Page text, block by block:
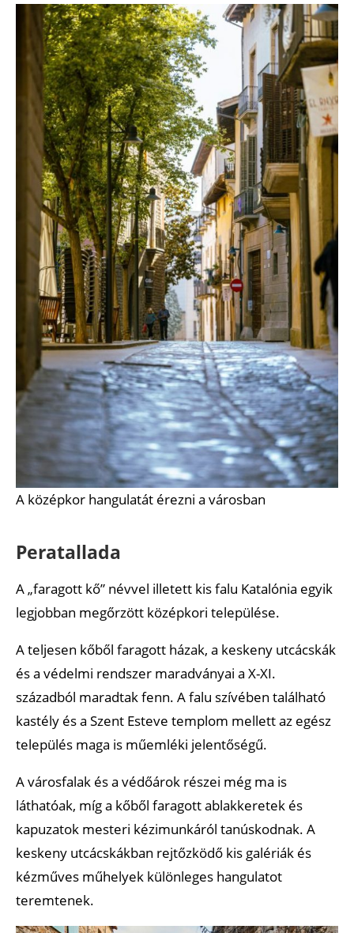
A középkor hangulatát érezni a városban
Peratallada
A „faragott kő” névvel illetett kis falu Katalónia egyik
legjobban megőrzött középkori települése.
A teljesen kőből faragott házak, a keskeny utcácskák
és a védelmi rendszer maradványai a X-XI.
századból maradtak fenn. A falu szívében található
kastély és a Szent Esteve templom mellett az egész
település maga is műemléki jelentőségű.
A városfalak és a védőárok részei még ma is
láthatóak, míg a kőből faragott ablakkeretek és
kapuzatok mesteri kézimunkáról tanúskodnak. A
keskeny utcácskákban rejtőzködő kis galériák és
kézműves műhelyek különleges hangulatot
teremtenek.